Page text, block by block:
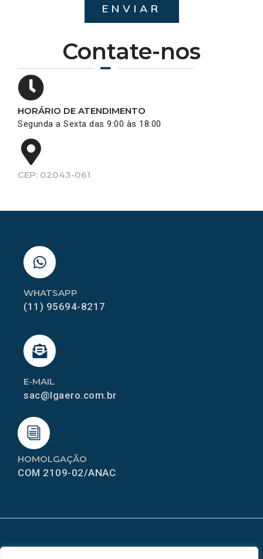
Contate-nos
HORÁRIO DE ATENDIMENTO
Segunda a Sexta das 9:00 às 18:00
CEP: 02043-061
ENVIAR
HOMOLGAÇÃO
COM 2109-02/ANAC
E-MAIL
sac@lgaero.com.br
WHATSAPP
(11) 95694-8217